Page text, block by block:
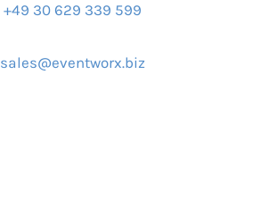
+49 30 629 339 599
sales@eventworx.biz